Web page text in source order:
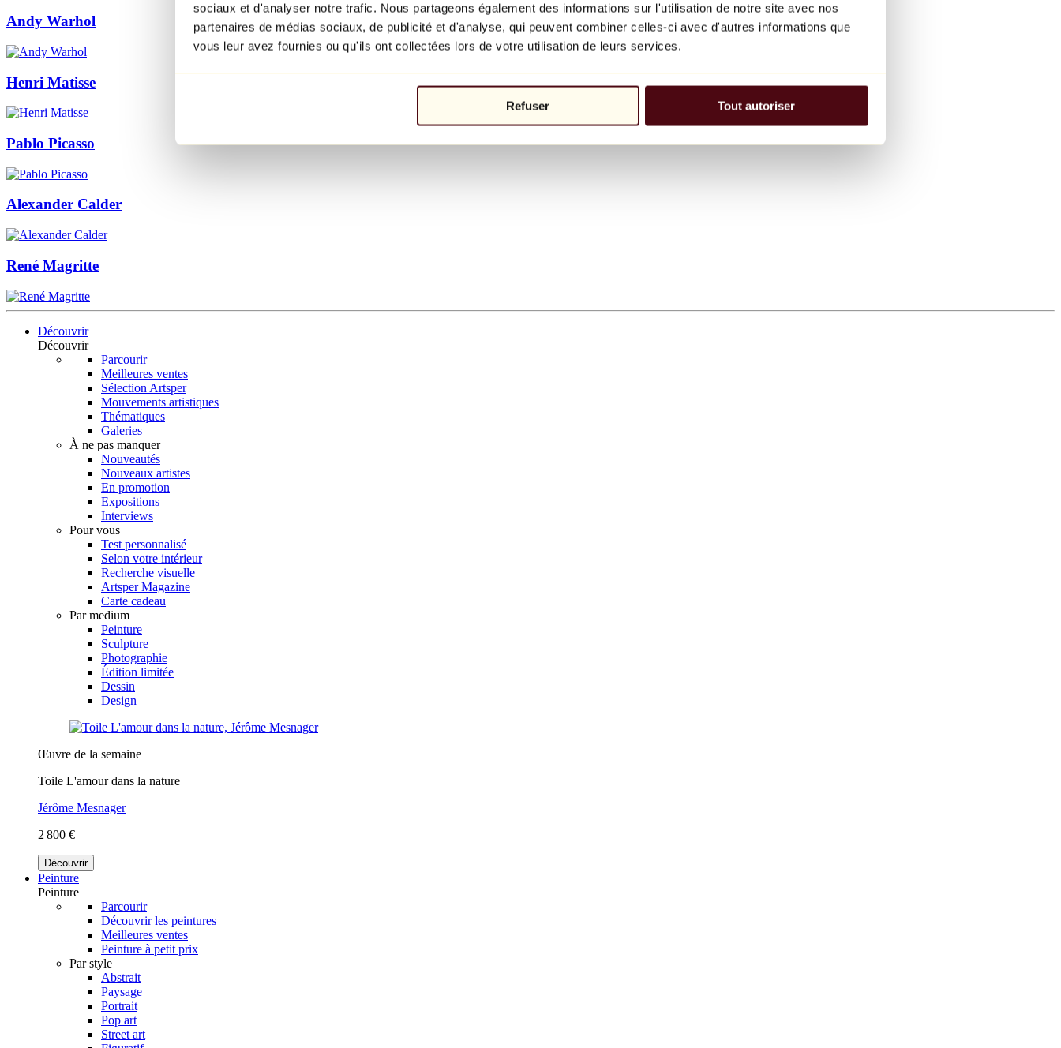
sociaux et d'analyser notre trafic. Nous partageons également des informations sur l'utilisation de notre site avec nos
partenaires de médias sociaux, de publicité et d'analyse, qui peuvent combiner celles-ci avec d'autres informations que
vous leur avez fournies ou qu'ils ont collectées lors de votre utilisation de leurs services.
Refuser Tout autoriser
Andy Warhol
Henri Matisse
Pablo Picasso
Alexander Calder
René Magritte
Découvrir
Découvrir
Parcourir
Meilleures ventes
Sélection Artsper
Mouvements artistiques
Thématiques
Galeries
À ne pas manquer
Nouveautés
Nouveaux artistes
En promotion
Expositions
Interviews
Pour vous
Test personnalisé
Selon votre intérieur
Recherche visuelle
Artsper Magazine
Carte cadeau
Par medium
Peinture
Sculpture
Photographie
Édition limitée
Dessin
Design
Œuvre de la semaine
Toile L'amour dans la nature
Jérôme Mesnager
2 800 €
Découvrir
Peinture
Peinture
Parcourir
Découvrir les peintures
Meilleures ventes
Peinture à petit prix
Par style
Abstrait
Paysage
Portrait
Pop art
Street art